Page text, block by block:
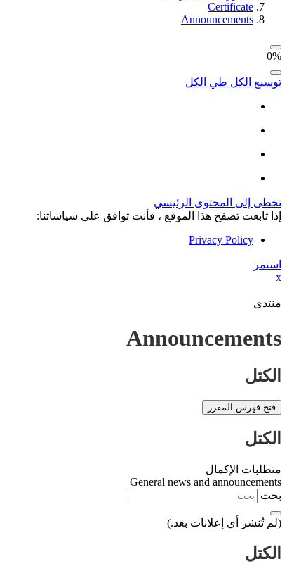
Certificate
Announcements
0%
توسيع الكل طي الكل
تخطى إلى المحتوى الرئيسي
إذا تابعت تصفح هذا الموقع ، فأنت توافق على سياساتنا:
Privacy Policy
استمر
x
منتدى
Announcements
الكتل
فتح فهرس المقرر
الكتل
متطلبات الإكمال
General news and announcements
بحث
(لم تُنشر أي إعلانات بعد.)
الكتل